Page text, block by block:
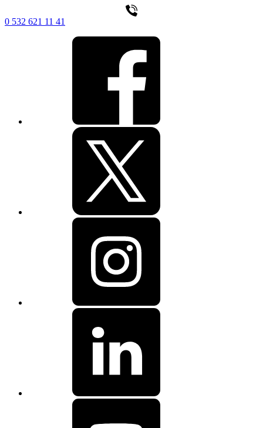
0 532 621 11 41